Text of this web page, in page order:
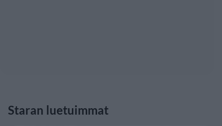
Staran luetuimmat